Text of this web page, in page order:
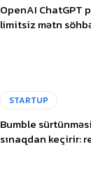
OpenAI ChatGPT
limitsiz mətn
STARTUP
Bumble
sınaqdan keçirir: